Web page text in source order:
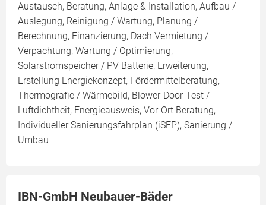
Austausch, Beratung, Anlage & Installation, Aufbau /
Auslegung, Reinigung / Wartung, Planung /
Berechnung, Finanzierung, Dach Vermietung /
Verpachtung, Wartung / Optimierung,
Solarstromspeicher / PV Batterie, Erweiterung,
Erstellung Energiekonzept, Fördermittelberatung,
Thermografie / Wärmebild, Blower-Door-Test /
Luftdichtheit, Energieausweis, Vor-Ort Beratung,
Individueller Sanierungsfahrplan (iSFP), Sanierung /
Umbau
IBN-GmbH Neubauer-Bäder